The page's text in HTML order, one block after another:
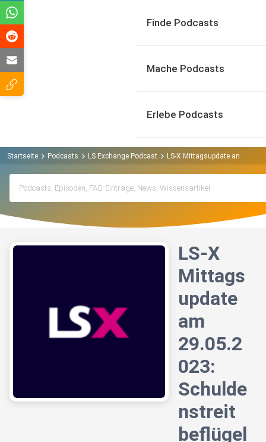
Finde Podcasts
Mache Podcasts
Erlebe Podcasts
Startseite Podcasts LS Exchange Podcast LS-X Mittagsupdate am
LS-X
Mittags
update
am
29.05.2
023:
Schulde
nstreit
beflügel